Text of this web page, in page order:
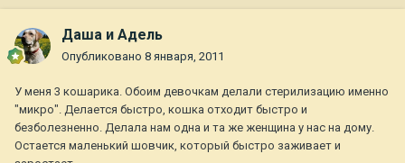
Даша и Адель
Опубликовано 8 января, 2011
У меня 3 кошарика. Обоим девочкам делали стерилизацию именно
"микро". Делается быстро, кошка отходит быстро и
безболезненно. Делала нам одна и та же женщина у нас на дому.
Остается маленький шовчик, который быстро заживает и